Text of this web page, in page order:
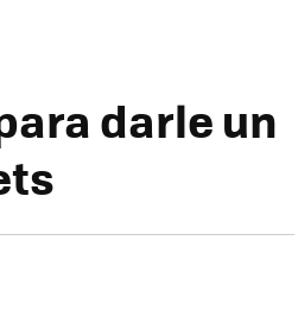
darle un